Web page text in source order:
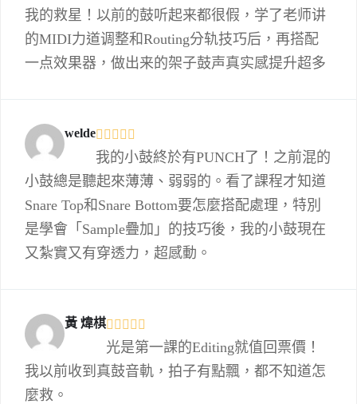
我的救星！以前的鼓听起来都很假，学了老师讲
的MIDI力道调整和Routing分轨技巧后，再搭配
一点效果器，做出来的架子鼓声真实感提升超多
welde
我的小鼓終於有PUNCH了！之前混的
小鼓總是聽起來薄薄、弱弱的。看了課程才知道
Snare Top和Snare Bottom要怎麼搭配處理，特別
是學會「Sample疊加」的技巧後，我的小鼓現在
又紮實又有穿透力，超感動。
黃 煒棋
光是第一課的Editing就值回票價！
我以前收到真鼓音軌，拍子有點飄，都不知道怎
麼救。